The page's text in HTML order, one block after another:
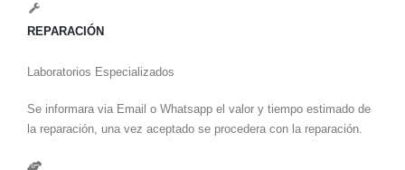
REPARACIÓN
Laboratorios Especializados
Se informara via Email o Whatsapp el valor y tiempo estimado de
la reparación, una vez aceptado se procedera con la reparación.